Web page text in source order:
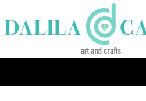
to
content